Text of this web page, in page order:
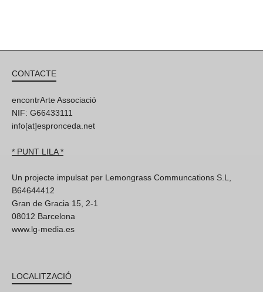
CONTACTE
encontrArte Associació
NIF: G66433111
info[at]espronceda.net
* PUNT LILA *
Un projecte impulsat per Lemongrass Communcations S.L,
B64644412
Gran de Gracia 15, 2-1
08012 Barcelona
www.lg-media.es
LOCALITZACIÓ